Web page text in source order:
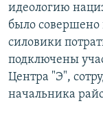
идеологию
было совершено
силовики
подключены
Центра "Э",
начальника